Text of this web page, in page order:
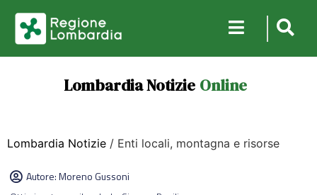
Lombardia Notizie Online
Lombardia Notizie / Enti locali, montagna e risorse
Autore:Moreno Gussoni